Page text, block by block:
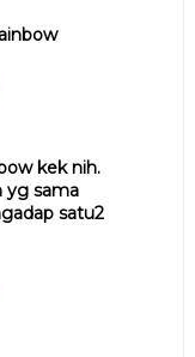
kek nih.
yg sama
satu2